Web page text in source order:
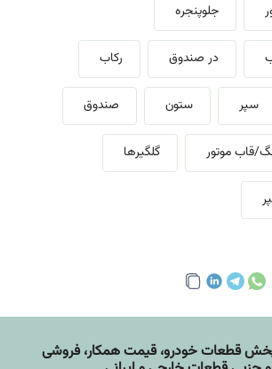
جلوپنجره
در صندوق رکاب
سپر ستون صندوق
قاب موتور گلگیرها
قطعات خودرو، قيمت همکار، فروشی